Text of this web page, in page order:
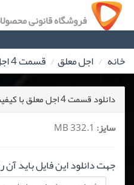
فروشگاه قانونی
خانه اجل معلق قسمت 4 اجل معلق
دانلود قسمت 4 اجل معلق با کیفیت 480
سایز:
جهت دانلود این فایل باید آن